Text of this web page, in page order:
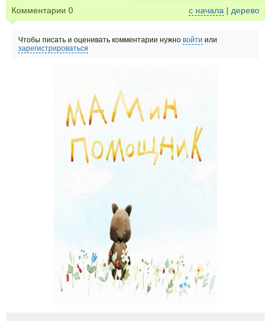
Комментарии 0 с начала | дерево
Чтобы писать и оценивать комментарии нужно войти или
зарегистрироваться